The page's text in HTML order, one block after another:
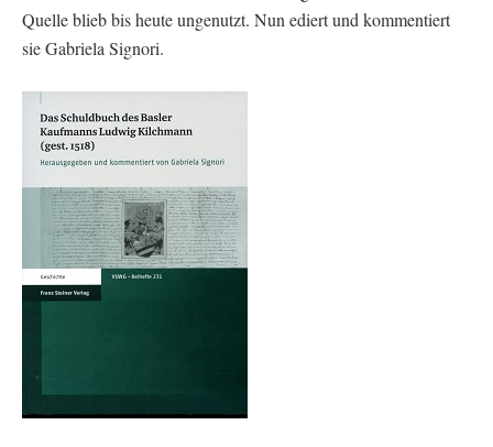
Quelle blieb bis heute ungenutzt. Nun ediert und kommentiert
sie Gabriela Signori.